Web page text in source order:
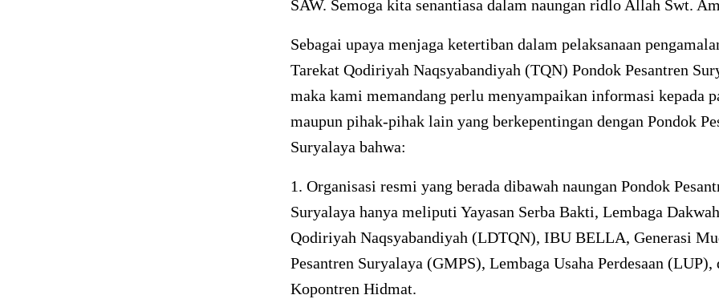
SAW. Semoga kita senantiasa dalam naungan ridlo Allah Swt.
Sebagai upaya menjaga ketertiban dalam pelaksanaan
Tarekat Qodiriyah Naqsyabandiyah (TQN) Pondok Pesantren
maka kami memandang perlu menyampaikan informasi kepada
maupun pihak-pihak lain yang berkepentingan dengan Pondok
Suryalaya bahwa:
1. Organisasi resmi yang berada dibawah naungan Pondok
Suryalaya hanya meliputi Yayasan Serba Bakti, Lembaga
Qodiriyah Naqsyabandiyah (LDTQN), IBU BELLA, Generasi
Pesantren Suryalaya (GMPS), Lembaga Usaha Perdesaan (LUP),
Kopontren Hidmat.